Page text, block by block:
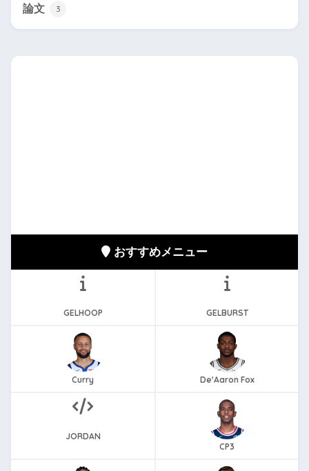
論文 3
おすすめメニュー
GELHOOP GELBURST
Curry De'Aaron Fox
JORDAN
CP3